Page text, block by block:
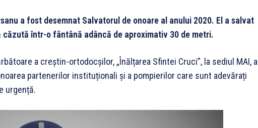
a fost desemnat Salvatorul de onoare al anului 2020. El a salvat
căzută într-o fântână adâncă de aproximativ 30 de metri.
a creștin-ortodocșilor, „Înălțarea Sfintei Cruci”, la sediul MAI, a
partenerilor instituționali și a pompierilor care sunt adevărați
urgență.